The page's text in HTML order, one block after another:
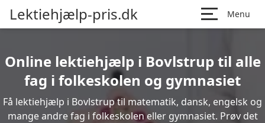
Lektiehjælp-pris.dk Menu
Online lektiehjælp i Bovlstrup til alle
fag i folkeskolen og gymnasiet
Få lektiehjælp i Bovlstrup til matematik, dansk, engelsk og
mange andre fag i folkeskolen eller gymnasiet. Prøv det